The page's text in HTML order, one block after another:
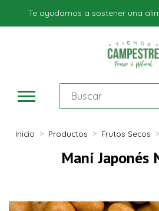
Te ayudamos a sostener una
Inicio Productos Frutos Secos
Maní Japonés